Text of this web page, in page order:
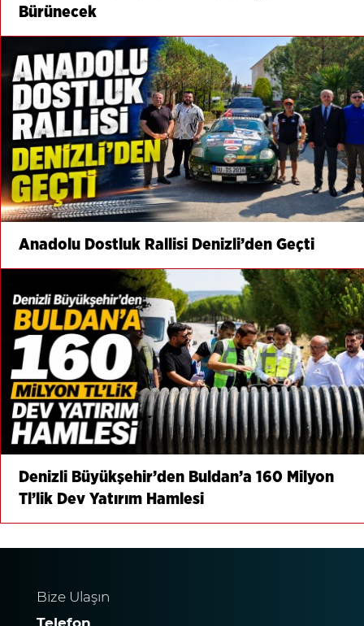
Bürünecek
Anadolu Dostluk Rallisi Denizli’den Geçti
Denizli Büyükşehir’den Buldan’a 160 Milyon
Tl’lik Dev Yatırım Hamlesi
Bize Ulaşın